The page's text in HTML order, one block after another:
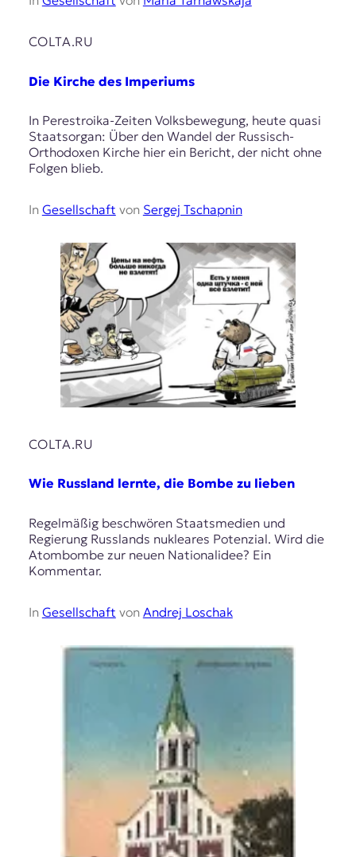
COLTA.RU
Die Kirche des Imperiums
In Perestroika-Zeiten Volksbewegung, heute quasi
Staatsorgan: Über den Wandel der Russisch-
Orthodoxen Kirche hier ein Bericht, der nicht ohne
Folgen blieb.
In Gesellschaft von Sergej Tschapnin
COLTA.RU
Wie Russland lernte, die Bombe zu lieben
Regelmäßig beschwören Staatsmedien und
Regierung Russlands nukleares Potenzial. Wird die
Atombombe zur neuen Nationalidee? Ein
Kommentar.
In Gesellschaft von Andrej Loschak